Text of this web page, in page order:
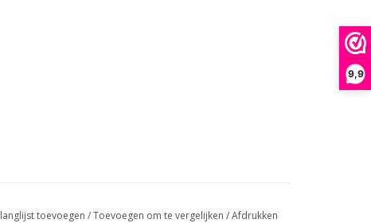
9,9
toevoegen /Toevoegen om te vergelijken /Afdrukken